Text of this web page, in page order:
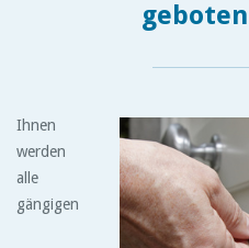
Ihnen
werden
alle
gängigen